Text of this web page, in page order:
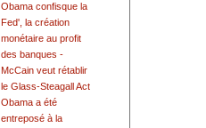
Obama confisque la
Fed', la création
monétaire au profit
des banques -
McCain veut rétablir
le Glass-Steagall Act
Obama a été
entreposé à la